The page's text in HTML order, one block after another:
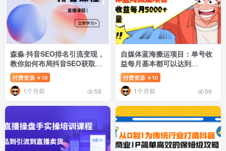
森淼·抖音SEO排名引流变现，
教你如何布局抖音SEO获取更
多免费流量
付费资源 ￥ 10
1个月前 58
自媒体蓝海搬运项目：单号收
益每月基本都可以达到
5000+，可批量
付费资源 ￥ 10
1个月前 59